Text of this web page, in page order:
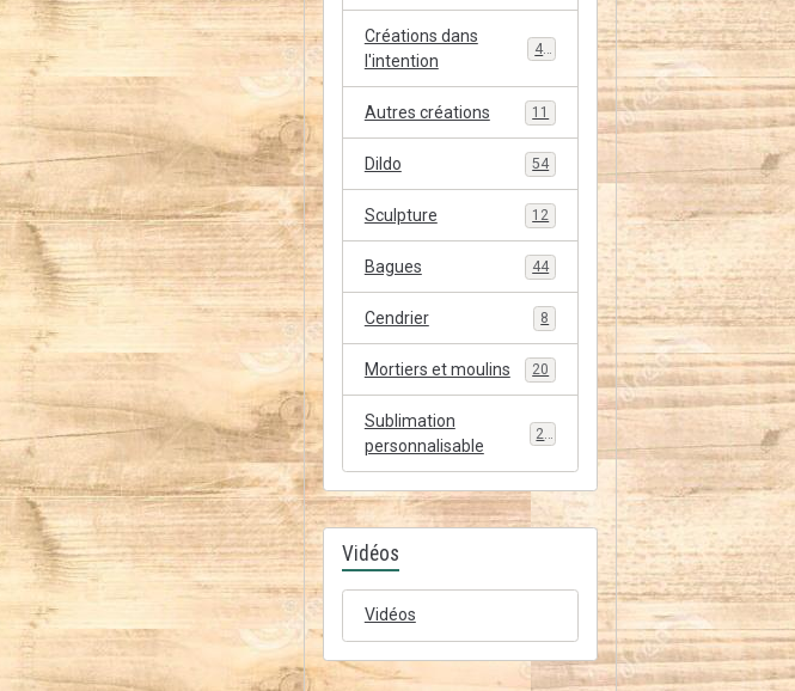
Créations dans
l'intention
48
Autres créations 11
Dildo 54
Sculpture 12
Bagues 44
Cendrier 8
Mortiers et moulins 20
Sublimation
personnalisable
20
Vidéos
Vidéos